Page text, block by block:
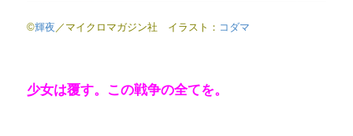
©輝夜 ／マイクロマガジン社 イラスト： コダマ
少女は覆す。この戦争の全てを。